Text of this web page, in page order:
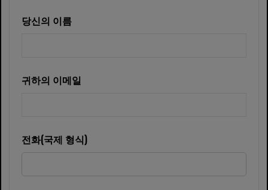
당신의 이름
귀하의 이메일
전화(국제 형식)